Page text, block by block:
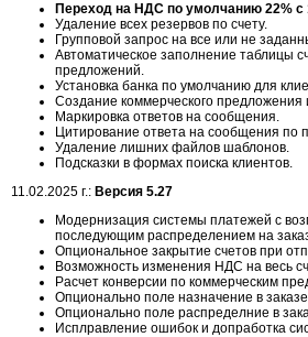
Переход на НДС по умолчанию 22% с
Удаление всех резервов по счету.
Групповой запрос на все или не
Автоматическое заполнение таблицы
предложений.
Установка банка по умолчанию для
Создание коммерческого предложения
Маркировка ответов на сообщения.
Цитирование ответа на сообщения по
Удаление лишних файлов шаблонов.
Подсказки в формах поиска клиентов.
11.02.2025 г.: Версия 5.27
Модернизация системы платежей с
последующим распределением на
Опциональное закрытие счетов при
Возможность изменения НДС на весь
Расчет конверсии по коммерческим
Опционально поле назначение в
Опционально поле распределние в
Исплравление ошибок и допработка